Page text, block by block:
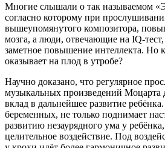
Многие слышали о так называемом
согласно которому при
вышеупомянутого композитора,
мозга, а люди, отвечающие на IQ-
заметное повышение интеллекта. Но
оказывает на плод в утробе?
Научно доказано, что регулярное
музыкальных произведений Моцарта
вклад в дальнейшее развитие
беременных, не только поднимает
развитию незаурядного ума у
целительное воздействие. Под